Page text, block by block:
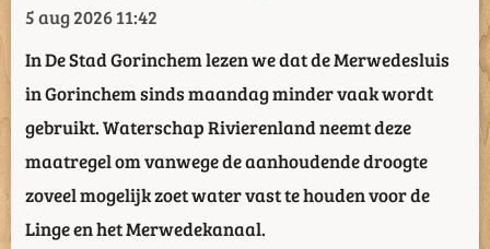
5 aug 202611:42
In De Stad Gorinchem lezen we dat de Merwedesluis
in Gorinchem sinds maandag minder vaak wordt
gebruikt. Waterschap Rivierenland neemt deze
maatregel om vanwege de aanhoudende droogte
zoveel mogelijk zoet water vast te houden voor de
Linge en het Merwedekanaal.